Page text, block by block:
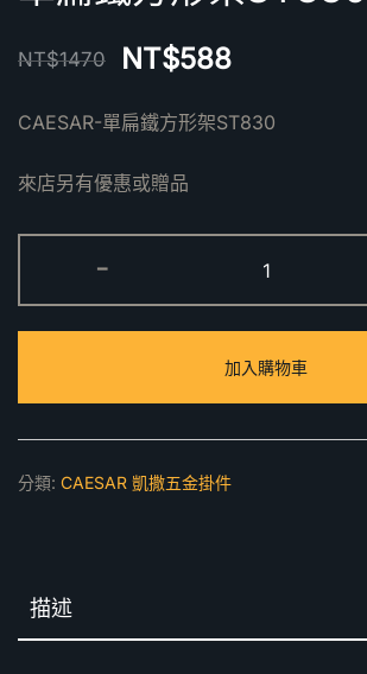
NT$1470 NT$588
CAESAR-單扁鐵方形架ST830
來店另有優惠或贈品
-
扁
鐵
形
架
ST830
加入購物車
分類: CAESAR 凱撒五金掛件
描述